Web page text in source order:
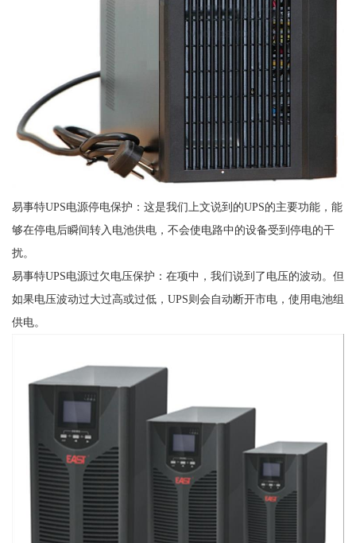
易事特UPS电源停电保护：这是我们上文说到的UPS的主要功能，能
够在停电后瞬间转入电池供电，不会使电路中的设备受到停电的干
扰。
易事特UPS电源过欠电压保护：在项中，我们说到了电压的波动。但
如果电压波动过大过高或过低，UPS则会自动断开市电，使用电池组
供电。